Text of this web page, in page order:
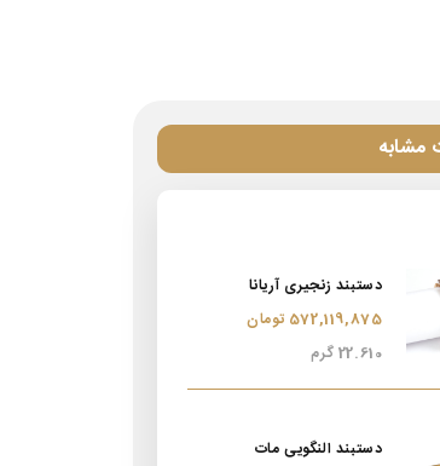
مشابه
دستبند زنجیری آریانا
572,119,875 تومان
22.610 گرم
دستبند النگویی مات